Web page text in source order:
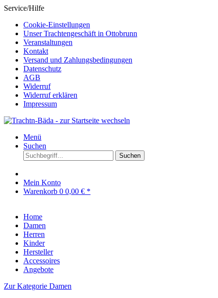
Service/Hilfe
Cookie-Einstellungen
Unser Trachtengeschäft in Ottobrunn
Veranstaltungen
Kontakt
Versand und Zahlungsbedingungen
Datenschutz
AGB
Widerruf
Widerruf erklären
Impressum
Menü
Suchen
Suchen
Mein Konto
Warenkorb 0 0,00 € *
Home
Damen
Herren
Kinder
Hersteller
Accessoires
Angebote
Zur Kategorie Damen